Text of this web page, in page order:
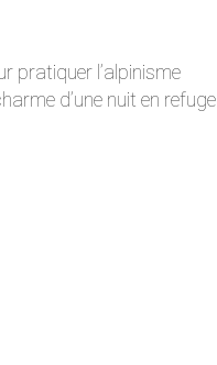
pratiquer l’alpinisme
d’une nuit en refuge